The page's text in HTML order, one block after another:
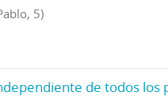
5)
de todos los